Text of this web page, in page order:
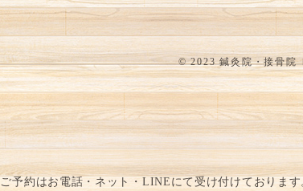
© 2023 鍼灸院・接骨院
ご予約はお電話・ネット・LINEにて受け付けております